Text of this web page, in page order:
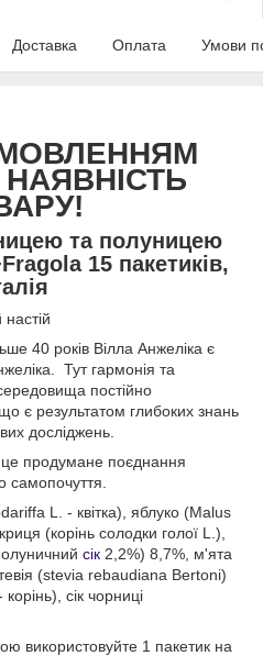
Доставка Оплата Умови
та полуницею
15 пакетиків,
40 років Вілла Анжеліка є
Тут гармонія та
постійно
є результатом глибоких знань
досліджень.
це продумане поєднання
самопочуття.
L. - квітка), яблуко (Malus
(корінь солодки голої L.),
сік 2,2%) 8,7%, м'ята
(stevia rebaudiana Bertoni)
сік чорниці
використовуйте 1 пакетик на